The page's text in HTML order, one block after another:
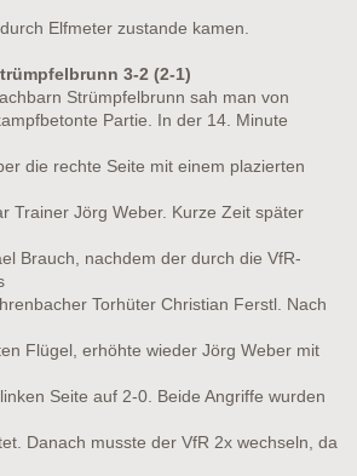
Elfmeter zustande kamen.
3-2 (2-1)
Strümpfelbrunn sah man von
Partie. In der 14. Minute
die rechte Seite mit einem plazierten
Trainer Jörg Weber. Kurze Zeit später
Brauch, nachdem der durch die VfR-
Torhüter Christian Ferstl. Nach
Flügel, erhöhte wieder Jörg Weber mit
Seite auf 2-0. Beide Angriffe wurden
Danach musste der VfR 2x wechseln, da